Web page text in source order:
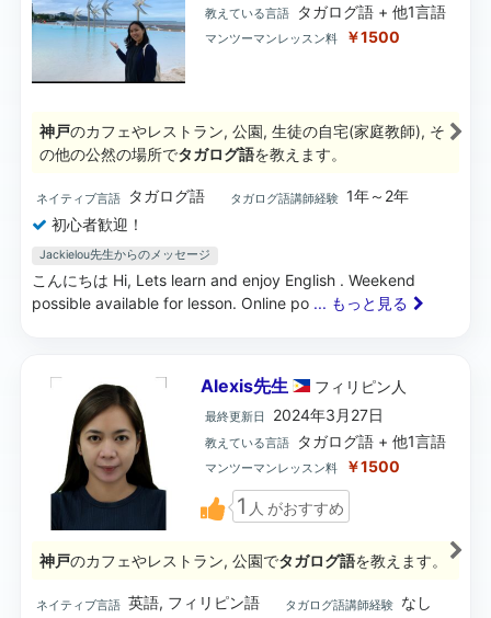
教えている言語 タガログ語 + 他1言語
マンツーマンレッスン料 ￥1500
神戸のカフェやレストラン, 公園, 生徒の自宅(家庭教師), そ
の他の公然の場所でタガログ語を教えます。
ネイティブ言語 タガログ語 タガログ語講師経験 1年～2年
初心者歓迎！
Jackielou先生からのメッセージ
こんにちは Hi, Lets learn and enjoy English . Weekend
possible available for lesson. Online po ... もっと見る
Alexis先生 フィリピン 人
最終更新日 2024年3月27日
教えている言語 タガログ語 + 他1言語
マンツーマンレッスン料 ￥1500
1 人 がおすすめ
神戸のカフェやレストラン, 公園でタガログ語を教えます。
ネイティブ言語 英語, フィリピン語 タガログ語講師経験
なし